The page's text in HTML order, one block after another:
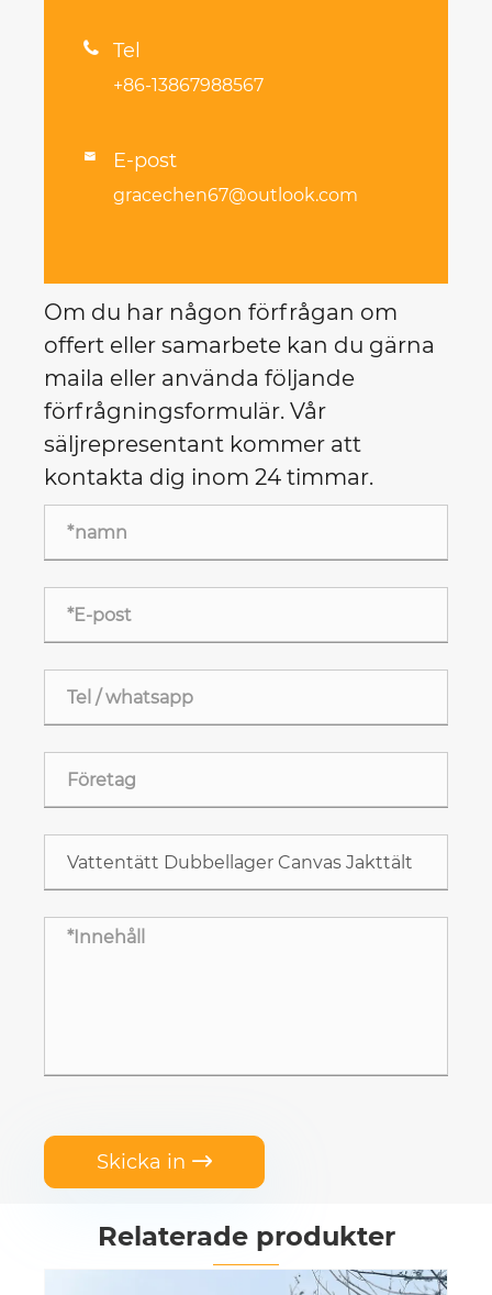
 Tel
+86-13867988567
 E-post
gracechen67@outlook.com
Om du har någon förfrågan om
offert eller samarbete kan du gärna
maila eller använda följande
förfrågningsformulär. Vår
säljrepresentant kommer att
kontakta dig inom 24 timmar.
Skicka in 
Relaterade produkter